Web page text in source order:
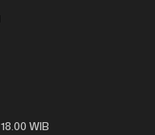
WIB